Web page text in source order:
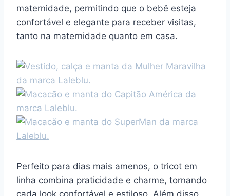
maternidade, permitindo que o bebê esteja
confortável e elegante para receber visitas,
tanto na maternidade quanto em casa.
Perfeito para dias mais amenos, o tricot em
linha combina praticidade e charme, tornando
cada look confortável e estiloso. Além disso,